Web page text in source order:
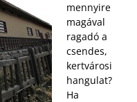
mennyire
magával
ragadó a
csendes,
kertvárosi
hangulat?
Ha